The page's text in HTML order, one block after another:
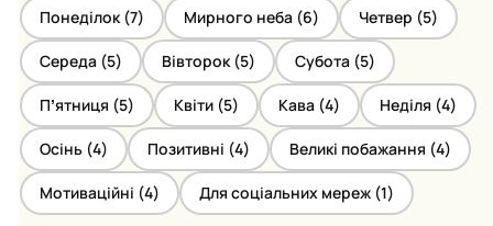
Понеділок (7) Мирного неба (6) Четвер (5)
Середа (5) Вівторок (5) Субота (5)
Пʼятниця (5) Квіти (5) Кава (4) Неділя (4)
Осінь (4) Позитивні (4) Великі побажання (4)
Мотиваційні (4) Для соціальних мереж (1)